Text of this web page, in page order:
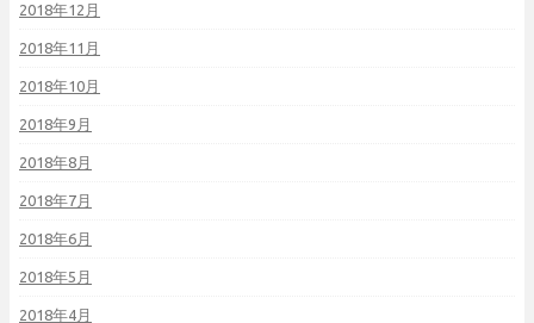
2018年12月
2018年11月
2018年10月
2018年9月
2018年8月
2018年7月
2018年6月
2018年5月
2018年4月